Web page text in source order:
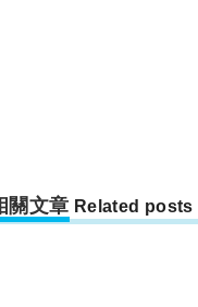
關文章 Related posts